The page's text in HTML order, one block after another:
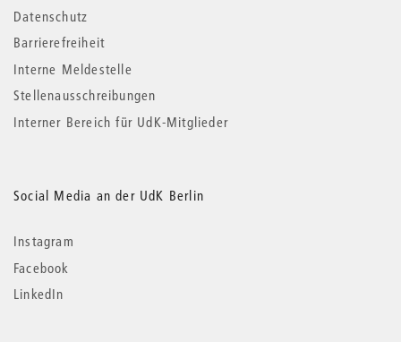
Datenschutz
Barrierefreiheit
Interne Meldestelle
Stellenausschreibungen
Interner Bereich für UdK-Mitglieder
Social Media an der UdK Berlin
Instagram
Facebook
LinkedIn